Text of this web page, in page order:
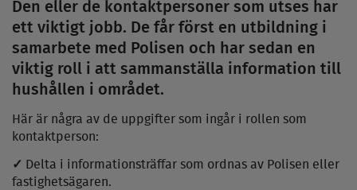
Den eller de kontaktpersoner som utses har
ett viktigt jobb. De får först en utbildning i
samarbete med Polisen och har sedan en
viktig roll i att sammanställa information till
hushållen i området.
Här är några av de uppgifter som ingår i rollen som
kontaktperson:
✓ Delta i informationsträffar som ordnas av Polisen eller
fastighetsägaren.